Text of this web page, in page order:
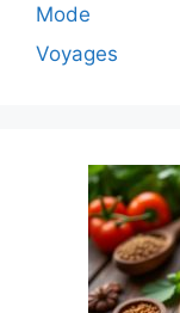
Mode
Voyages